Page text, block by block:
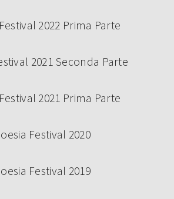
2022 Prima Parte
2021 Seconda Parte
2021 Prima Parte
Festival 2020
Festival 2019